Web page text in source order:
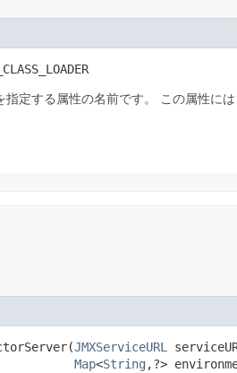
定する属性の名前です。 この属性には
JMXServiceURL
Map<String ,?>